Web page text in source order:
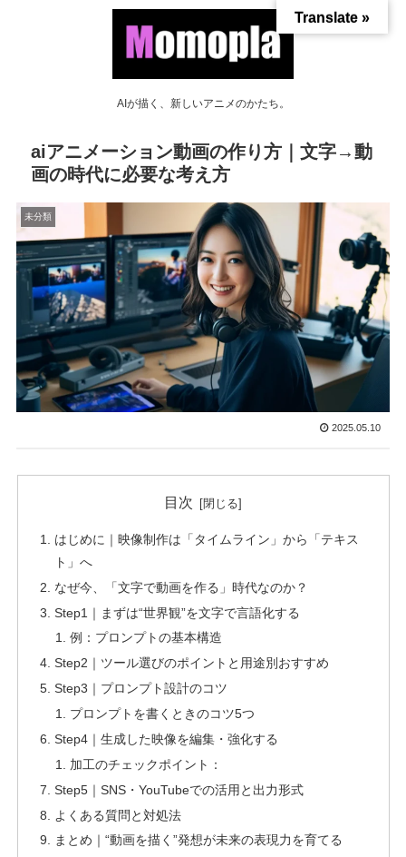
AIが描く、新しいアニメのかたち。
aiアニメーション動画の作り方｜文字→動
画の時代に必要な考え方
未分類
2025.05.10
目次
はじめに｜映像制作は「タイムライン」から「テキス
ト」へ
なぜ今、「文字で動画を作る」時代なのか？
Step1｜まずは“世界観”を文字で言語化する
例：プロンプトの基本構造
Step2｜ツール選びのポイントと用途別おすすめ
Step3｜プロンプト設計のコツ
プロンプトを書くときのコツ5つ
Step4｜生成した映像を編集・強化する
加工のチェックポイント：
Step5｜SNS・YouTubeでの活用と出力形式
よくある質問と対処法
まとめ｜“動画を描く”発想が未来の表現力を育てる
Translate »